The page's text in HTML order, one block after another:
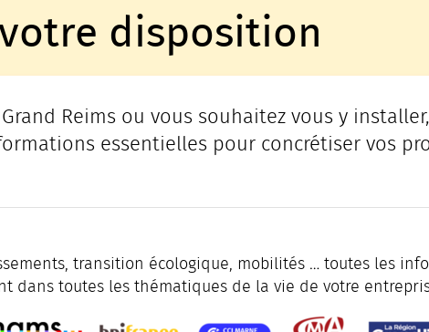
disposition
Reims ou vous souhaitez vous y installer,
essentielles pour concrétiser vos
transition écologique, mobilités … toutes les
dans toutes les thématiques de la vie de votre